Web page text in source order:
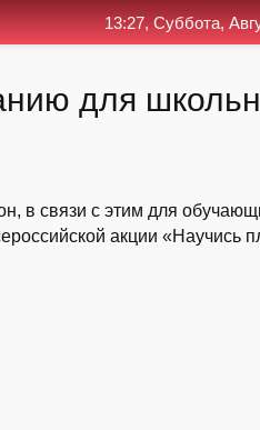
для
в связи с этим для
акции «Научись
13:27, Суббота,